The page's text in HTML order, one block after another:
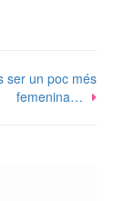
ser un poc més
femenina…